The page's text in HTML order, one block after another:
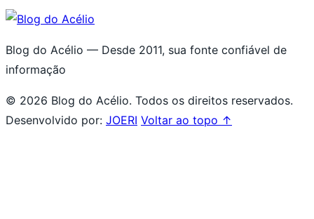
Blog do Acélio — Desde 2011, sua fonte confiável de
informação
© 2026 Blog do Acélio. Todos os direitos reservados.
Desenvolvido por: JOERI Voltar ao topo ↑